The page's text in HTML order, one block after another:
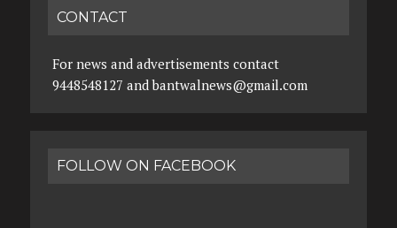
CONTACT
For news and advertisements contact
9448548127 and bantwalnews@gmail.com
FOLLOW ON FACEBOOK